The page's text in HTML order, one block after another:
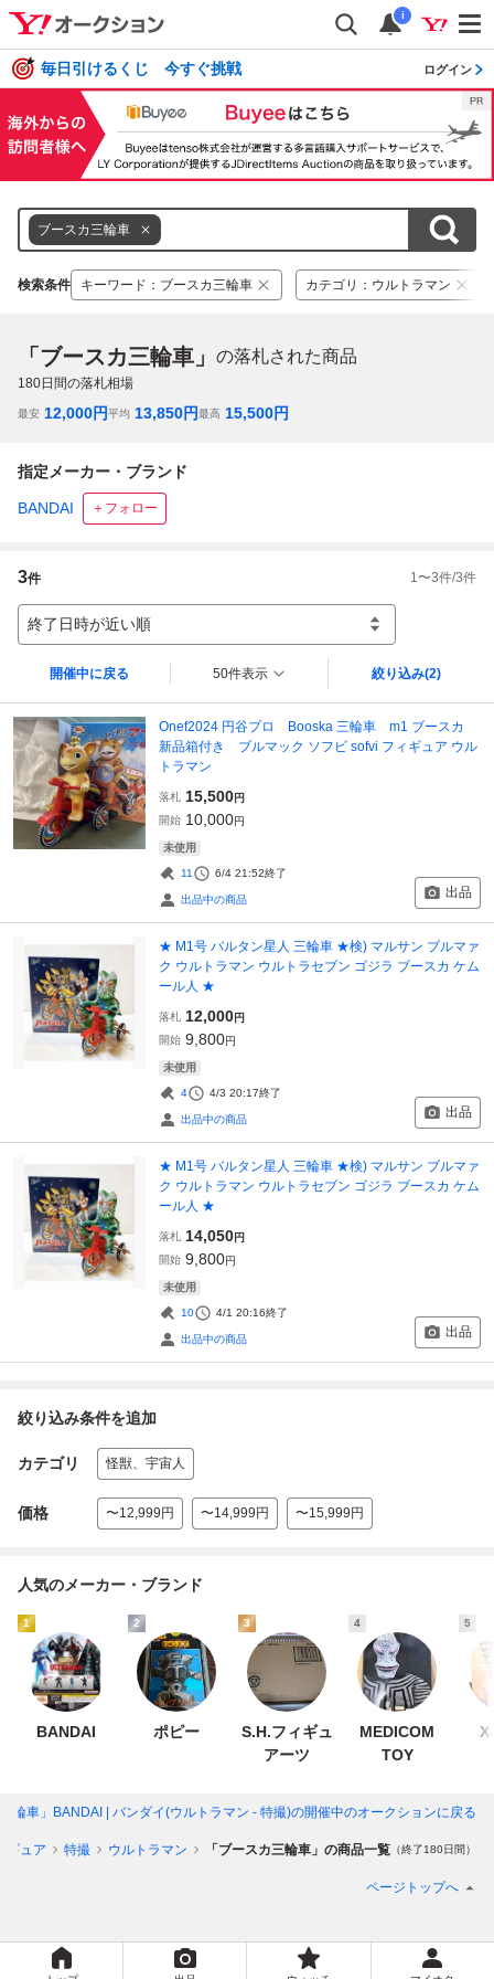
i
毎日引けるくじ 今すぐ挑戦 ログイン
ブースカ三輪車
検索条件 キーワード ： ブースカ三輪車 カテゴリ ： ウルトラマン
「ブースカ三輪車」 の落札された商品
180日間の落札相場
最安 12,000円平均 13,850円最高 15,500円
指定メーカー・ブランド
BANDAI ＋フォロー
3件 1 〜3件/3件
終了日時が近い順
開催中に戻る 50件表示 絞り込み(2)
Onef2024 円谷プロ Booska 三輪車 m1 ブースカ
新品箱付き ブルマック ソフビ sofvi フィギュア ウル
トラマン
落札 15,500円
開始 10,000円
未使用
11 6/4 21:52終了
出品中の商品 出品
★ M1号 バルタン星人 三輪車 ★検) マルサン ブルマァ
ク ウルトラマン ウルトラセブン ゴジラ ブースカ ケム
ール人 ★
落札 12,000円
開始 9,800円
未使用
4 4/3 20:17終了
出品中の商品 出品
★ M1号 バルタン星人 三輪車 ★検) マルサン ブルマァ
ク ウルトラマン ウルトラセブン ゴジラ ブースカ ケム
ール人 ★
落札 14,050円
開始 9,800円
未使用
10 4/1 20:16終了
出品中の商品 出品
絞り込み条件を追加
カテゴリ 怪獣、宇宙人
価格 〜12,999円 〜14,999円 〜15,999円
人気のメーカー・ブランド
1
BANDAI
2
ポピー
3
S.H.フィギュ
アーツ
4
MEDICOM
TOY
5
輪車」BANDAI | バンダイ(ウルトラマン - 特撮)の開催中のオークションに戻る
ギュア 特撮 ウルトラマン 「ブースカ三輪車」の商品一覧 （終了180日間）
ページトップへ